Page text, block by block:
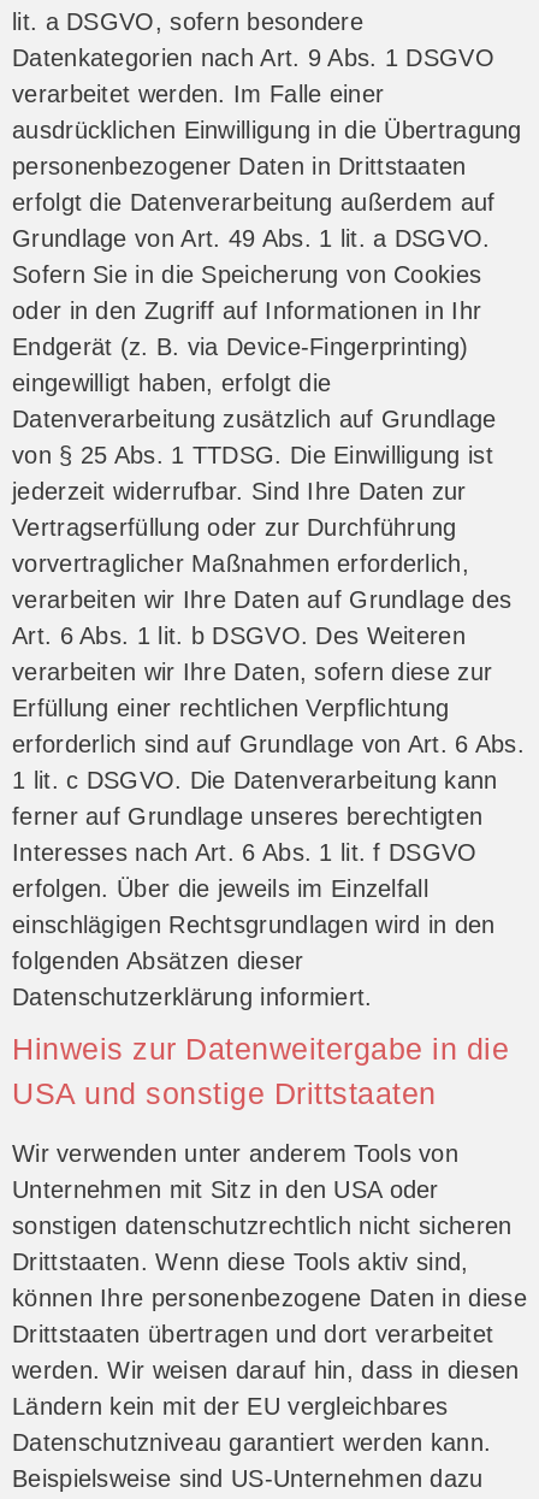
lit. a DSGVO, sofern besondere
Datenkategorien nach Art. 9 Abs. 1 DSGVO
verarbeitet werden. Im Falle einer
ausdrücklichen Einwilligung in die Übertragung
personenbezogener Daten in Drittstaaten
erfolgt die Datenverarbeitung außerdem auf
Grundlage von Art. 49 Abs. 1 lit. a DSGVO.
Sofern Sie in die Speicherung von Cookies
oder in den Zugriff auf Informationen in Ihr
Endgerät (z. B. via Device-Fingerprinting)
eingewilligt haben, erfolgt die
Datenverarbeitung zusätzlich auf Grundlage
von § 25 Abs. 1 TTDSG. Die Einwilligung ist
jederzeit widerrufbar. Sind Ihre Daten zur
Vertragserfüllung oder zur Durchführung
vorvertraglicher Maßnahmen erforderlich,
verarbeiten wir Ihre Daten auf Grundlage des
Art. 6 Abs. 1 lit. b DSGVO. Des Weiteren
verarbeiten wir Ihre Daten, sofern diese zur
Erfüllung einer rechtlichen Verpflichtung
erforderlich sind auf Grundlage von Art. 6 Abs.
1 lit. c DSGVO. Die Datenverarbeitung kann
ferner auf Grundlage unseres berechtigten
Interesses nach Art. 6 Abs. 1 lit. f DSGVO
erfolgen. Über die jeweils im Einzelfall
einschlägigen Rechtsgrundlagen wird in den
folgenden Absätzen dieser
Datenschutzerklärung informiert.
Hinweis zur Datenweitergabe in die
USA und sonstige Drittstaaten
Wir verwenden unter anderem Tools von
Unternehmen mit Sitz in den USA oder
sonstigen datenschutzrechtlich nicht sicheren
Drittstaaten. Wenn diese Tools aktiv sind,
können Ihre personenbezogene Daten in diese
Drittstaaten übertragen und dort verarbeitet
werden. Wir weisen darauf hin, dass in diesen
Ländern kein mit der EU vergleichbares
Datenschutzniveau garantiert werden kann.
Beispielsweise sind US-Unternehmen dazu